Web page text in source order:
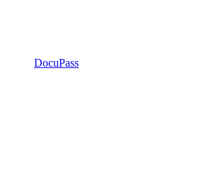
DocuPass